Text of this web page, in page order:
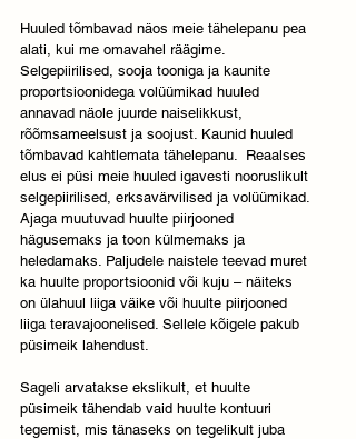
Huuled tõmbavad näos meie tähelepanu pea
alati, kui me omavahel räägime.
Selgepiirilised, sooja tooniga ja kaunite
proportsioonidega volüümikad huuled
annavad näole juurde naiselikkust,
rõõmsameelsust ja soojust. Kaunid huuled
tõmbavad kahtlemata tähelepanu.  Reaalses
elus ei püsi meie huuled igavesti nooruslikult
selgepiirilised, erksavärvilised ja volüümikad.
Ajaga muutuvad huulte piirjooned
hägusemaks ja toon külmemaks ja
heledamaks. Paljudele naistele teevad muret
ka huulte proportsioonid või kuju – näiteks
on ülahuul liiga väike või huulte piirjooned
liiga teravajoonelised. Sellele kõigele pakub
püsimeik lahendust.
Sageli arvatakse ekslikult, et huulte
püsimeik tähendab vaid huulte kontuuri
tegemist, mis tänaseks on tegelikult juba